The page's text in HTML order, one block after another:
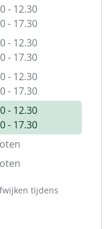
- 12.30
- 17.30
- 12.30
- 17.30
- 12.30
- 17.30
- 12.30
- 17.30
tijdens